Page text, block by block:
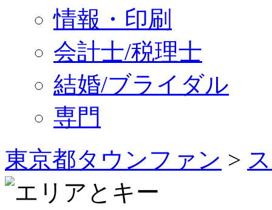
情報・印刷
会計士/税理士
結婚/ブライダル
専門
東京都タウンファン >